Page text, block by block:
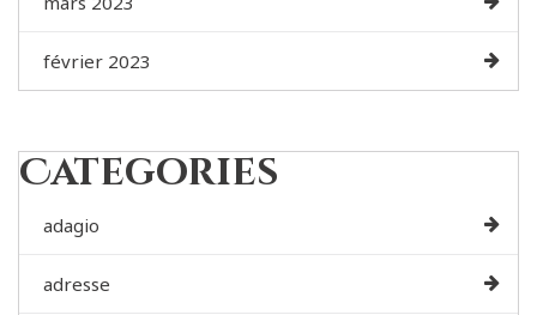
février 2023
Categories
adagio
adresse